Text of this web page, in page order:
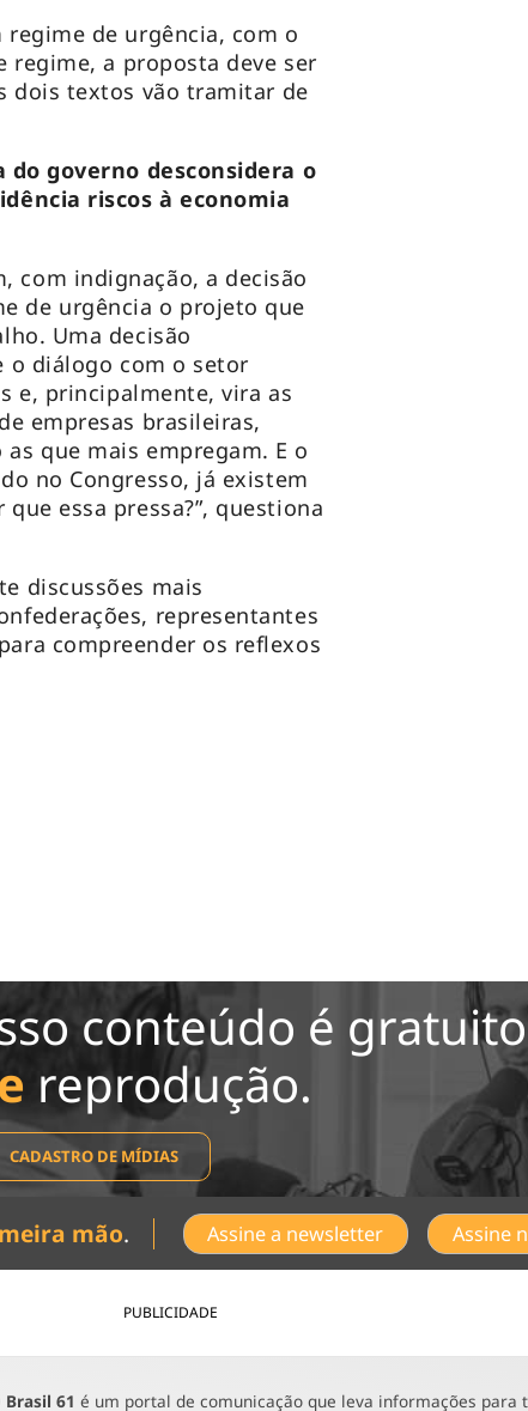
de urgência, com o
regime, a proposta deve ser
dois textos vão tramitar de
do governo desconsidera o
riscos à economia
com indignação, a decisão
de urgência o projeto que
Uma decisão
diálogo com o setor
e, principalmente, vira as
empresas brasileiras,
que mais empregam. E o
no Congresso, já existem
essa pressa?”, questiona
discussões mais
representantes
compreender os reflexos
conteúdo é gratuito
reprodução.
CADASTRO DE MÍDIAS
mão. Assine a newsletter Assine
PUBLICIDADE
Brasil 61 é um portal de comunicação que leva informações